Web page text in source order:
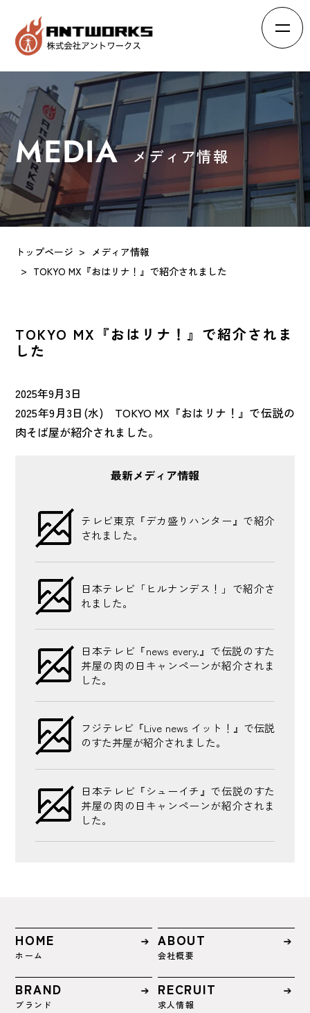
HOME ホーム
ABOUT 会社概要
BRAND ブランド
RECRUIT 求人情報
INTERVIEW
EFFORTS 会社の取り組み
FRANCHISE
MEDIA メディア情報
トップページ
メディア情報
TOKYO MX『おはリナ！』で紹介されました
TOKYO MX『おはリナ！』で紹介されま
した
2025年9月3日
2025年9月3日(水) TOKYO MX『おはリナ！』で伝説の
肉そば屋が紹介されました。
最新メディア情報
テレビ東京『デカ盛りハンター』で紹介
されました。
日本テレビ「ヒルナンデス！」で紹介さ
れました。
日本テレビ『news every.』で伝説のすた
丼屋の肉の日キャンペーンが紹介されま
した。
フジテレビ『Live news イット！』で伝説
のすた丼屋が紹介されました。
日本テレビ『シューイチ』で伝説のすた
丼屋の肉の日キャンペーンが紹介されま
した。
HOME
ホーム
ABOUT
会社概要
BRAND
ブランド
RECRUIT
求人情報